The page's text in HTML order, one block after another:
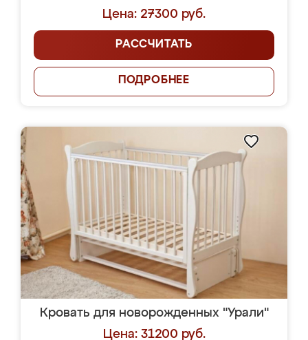
Цена: 27300 руб.
РАССЧИТАТЬ
ПОДРОБНЕЕ
Кровать для новорожденных "Урали"
Цена: 31200 руб.